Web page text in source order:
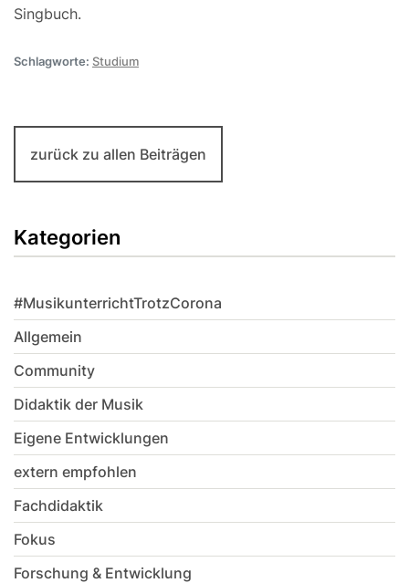
Singbuch.
Schlagworte: Studium
zurück zu allen Beiträgen
Kategorien
#MusikunterrichtTrotzCorona
Allgemein
Community
Didaktik der Musik
Eigene Entwicklungen
extern empfohlen
Fachdidaktik
Fokus
Forschung & Entwicklung